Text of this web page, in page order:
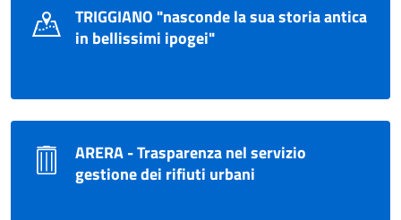
TRIGGIANO "nasconde la sua storia antica
in bellissimi ipogei"
ARERA - Trasparenza nel servizio
gestione dei rifiuti urbani